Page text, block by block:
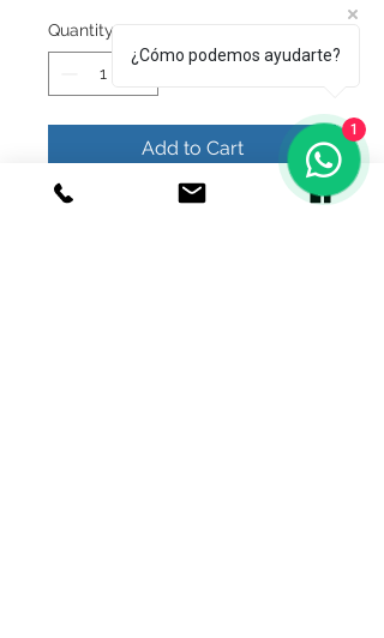
Quantity
Add to Cart
Buy Now
¿Cómo podemos ayudarte?
1